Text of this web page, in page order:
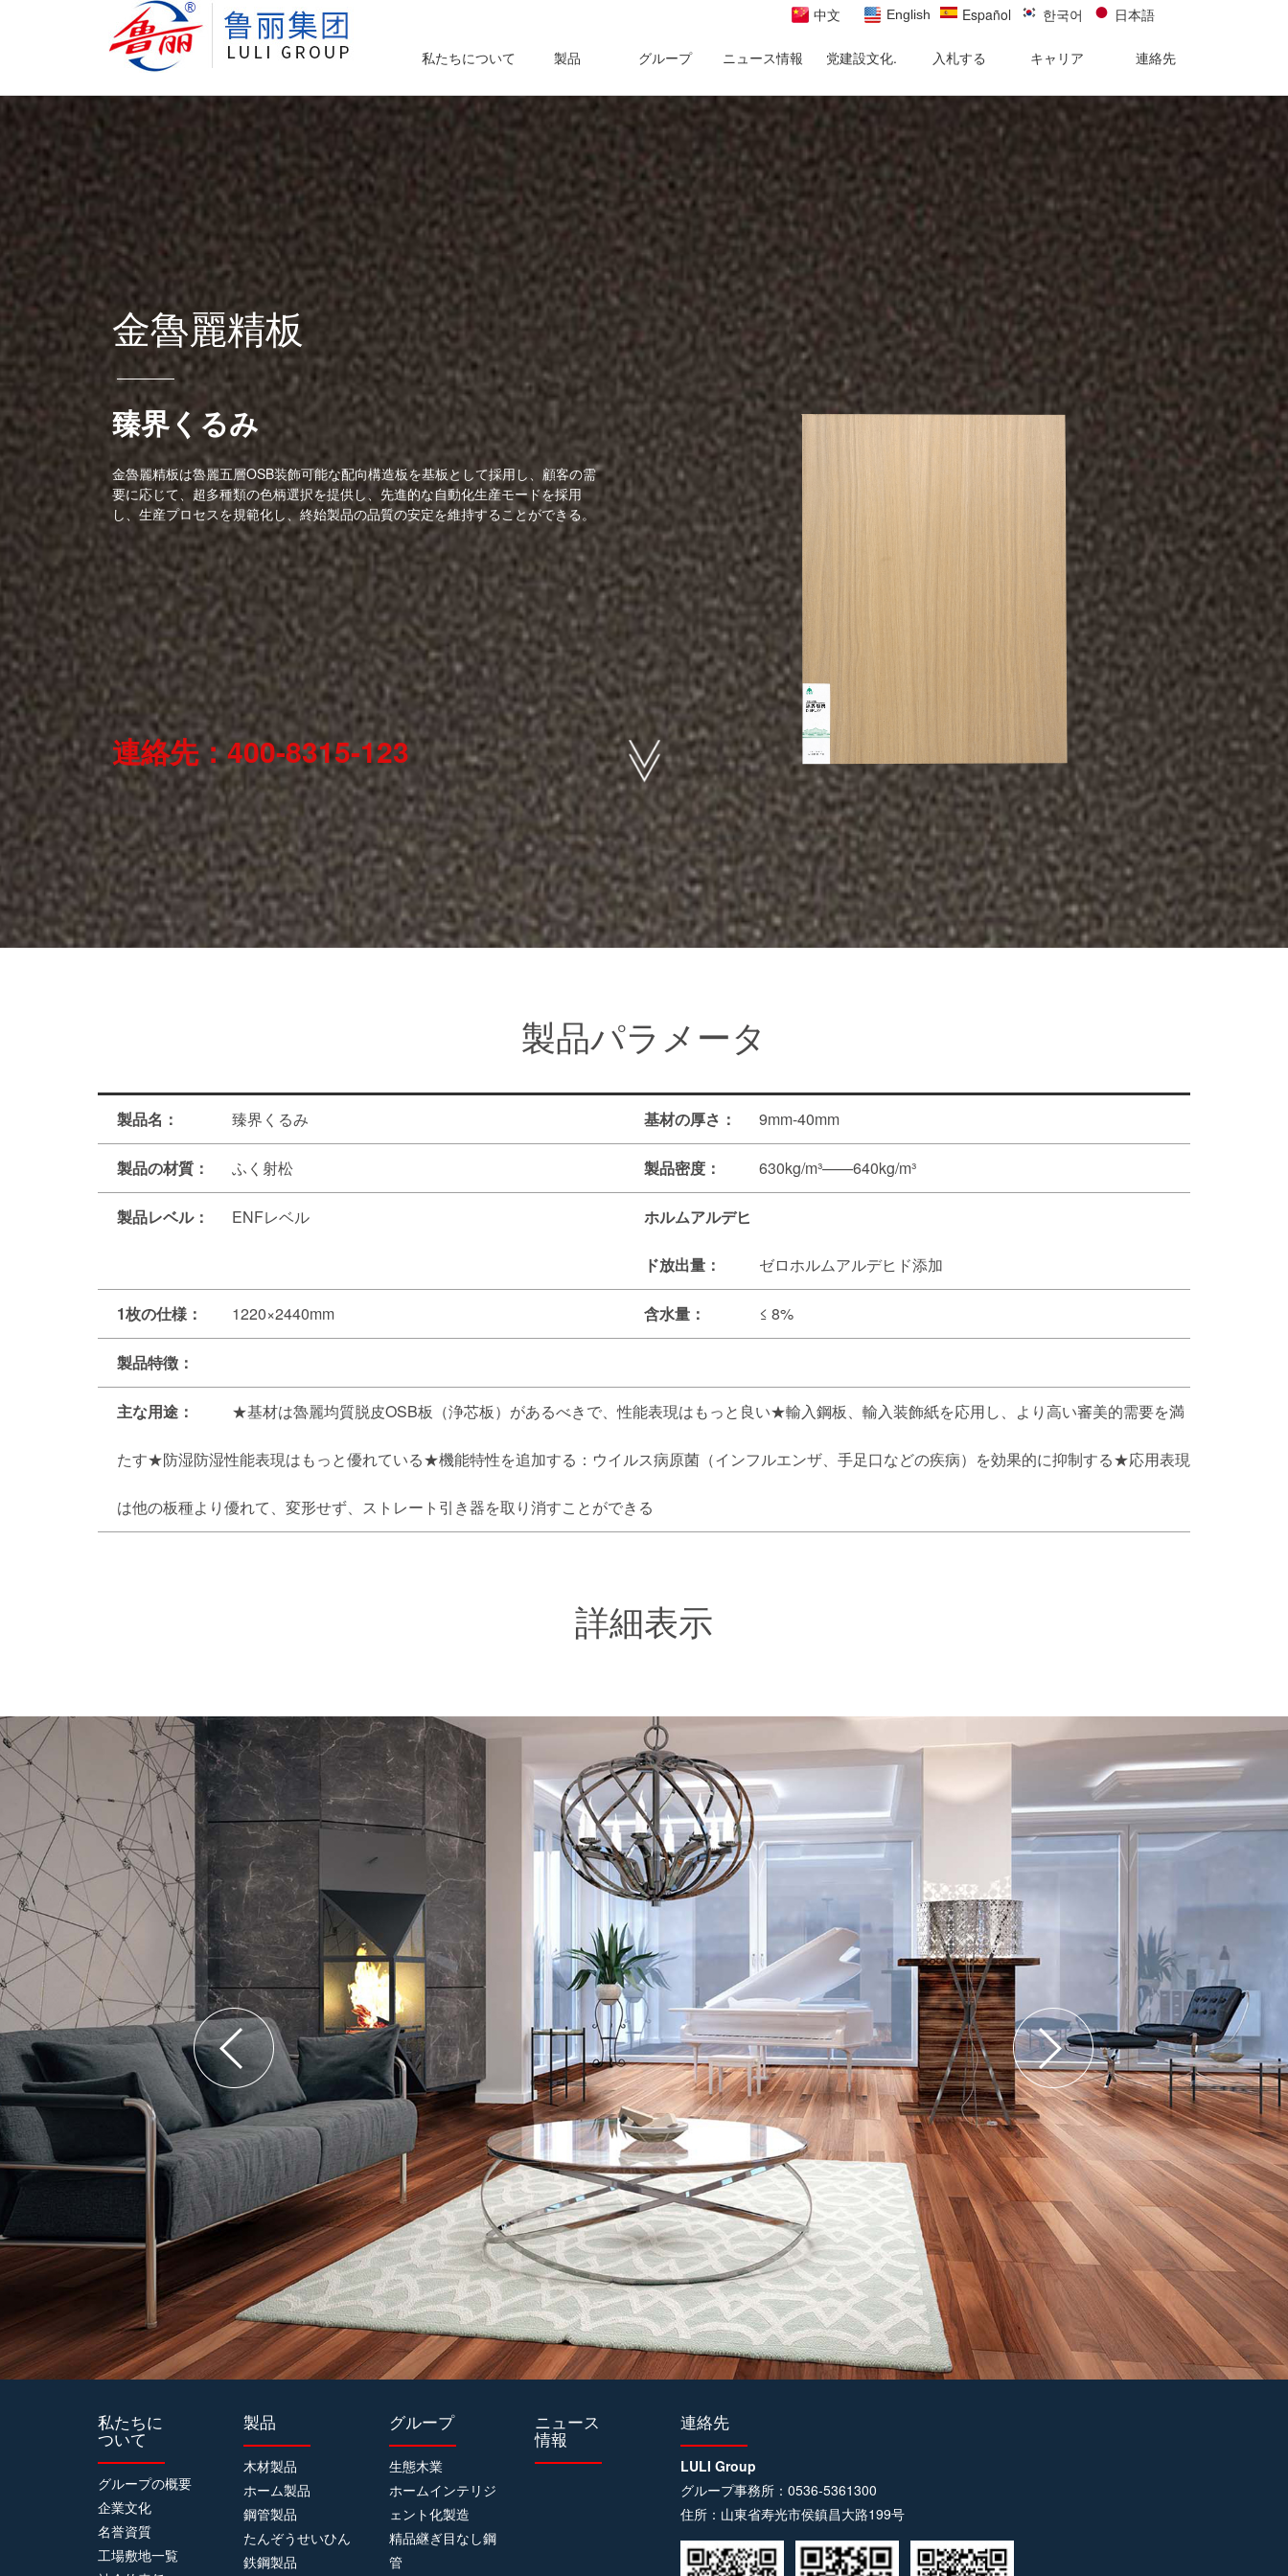
日本語
한국어
Español
English
中文
私たちについて 製品 グループ ニュース情報 党建設文化. 入札する キャリア 連絡先
金魯麗精板
臻界くるみ
金魯麗精板は魯麗五層OSB装飾可能な配向構造板を基板として採用し、顧客の需
要に応じて、超多種類の色柄選択を提供し、先進的な自動化生産モードを採用
し、生産プロセスを規範化し、終始製品の品質の安定を維持することができる。
連絡先：400-8315-123
製品パラメータ
製品名： 臻界くるみ 基材の厚さ： 9mm-40mm
製品の材質： ふく射松 製品密度： 630kg/m³——640kg/m³
製品レベル： ENFレベル ホルムアルデヒ
ド放出量： ゼロホルムアルデヒド添加
1枚の仕様： 1220×2440mm 含水量： ≤ 8%
製品特徴：
主な用途： ★基材は魯麗均質脱皮OSB板（浄芯板）があるべきで、性能表現はもっと良い★輸入鋼板、輸入装飾紙を応用し、より高い審美的需要を満
たす★防湿防湿性能表現はもっと優れている★機能特性を追加する：ウイルス病原菌（インフルエンザ、手足口などの疾病）を効果的に抑制する★応用表現
は他の板種より優れて、変形せず、ストレート引き器を取り消すことができる
詳細表示
私たちに
ついて
グループの概要
企業文化
名誉資質
工場敷地一覧
製品
木材製品
ホーム製品
鋼管製品
たんぞうせいひん
鉄鋼製品
グループ
生態木業
ホームインテリジ
ェント化製造
精品継ぎ目なし鋼
管
ニュース
情報
連絡先
LULI Group
グループ事務所：0536-5361300
住所：山東省寿光市侯鎮昌大路199号